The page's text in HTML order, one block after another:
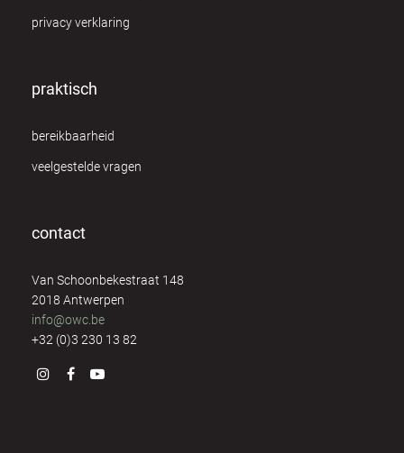
privacy verklaring
praktisch
bereikbaarheid
veelgestelde vragen
contact
Van Schoonbekestraat 148
2018 Antwerpen
info@owc.be
+32 (0)3 230 13 82